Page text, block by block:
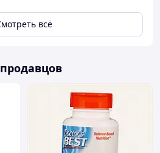
- смотрите и другие наши
для здоровья и
всё